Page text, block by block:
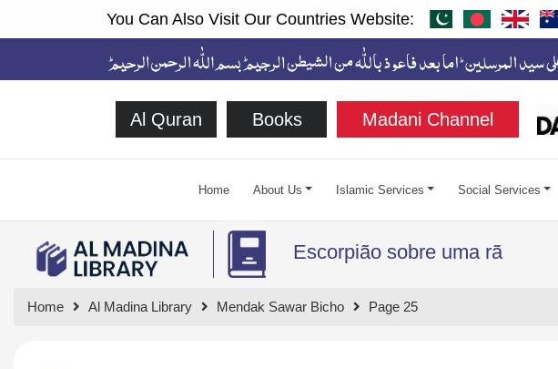
You Can Also Visit Our Countries Website:
Al Quran Books Madani Channel
Home About Us Islamic Services Social Services
Escorpião sobre uma rã
Home Al Madina Library Mendak Sawar Bicho Page 25